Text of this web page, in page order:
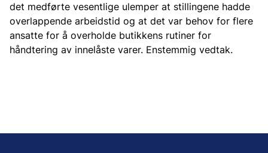
det medførte vesentlige ulemper at stillingene hadde
overlappende arbeidstid og at det var behov for flere
ansatte for å overholde butikkens rutiner for
håndtering av innelåste varer. Enstemmig vedtak.